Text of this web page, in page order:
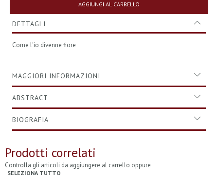
AGGIUNGI AL CARRELLO
DETTAGLI
Come l'io divenne fiore
MAGGIORI INFORMAZIONI
ABSTRACT
BIOGRAFIA
Prodotti correlati
Controlla gli articoli da aggiungere al carrello oppure
SELEZIONA TUTTO